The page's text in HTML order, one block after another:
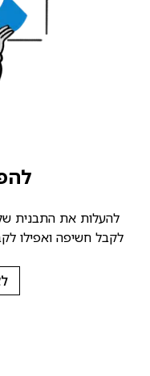
לקבל חשיפה ואפילו